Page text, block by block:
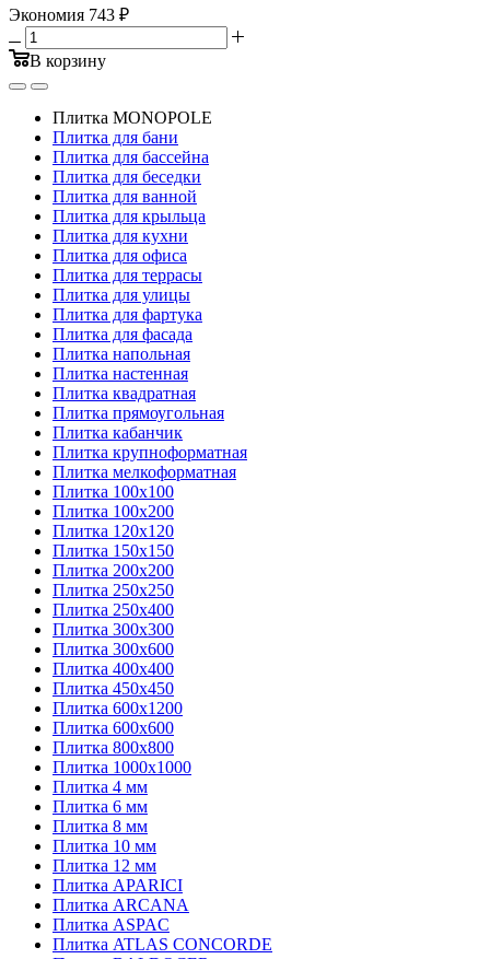
Экономия 743 ₽
В корзину
Плитка MONOPOLE
Плитка для бани
Плитка для бассейна
Плитка для беседки
Плитка для ванной
Плитка для крыльца
Плитка для кухни
Плитка для офиса
Плитка для террасы
Плитка для улицы
Плитка для фартука
Плитка для фасада
Плитка напольная
Плитка настенная
Плитка квадратная
Плитка прямоугольная
Плитка кабанчик
Плитка крупноформатная
Плитка мелкоформатная
Плитка 100х100
Плитка 100х200
Плитка 120х120
Плитка 150х150
Плитка 200х200
Плитка 250х250
Плитка 250х400
Плитка 300х300
Плитка 300х600
Плитка 400х400
Плитка 450х450
Плитка 600х1200
Плитка 600х600
Плитка 800х800
Плитка 1000х1000
Плитка 4 мм
Плитка 6 мм
Плитка 8 мм
Плитка 10 мм
Плитка 12 мм
Плитка APARICI
Плитка ARCANA
Плитка ASPAC
Плитка ATLAS CONCORDE